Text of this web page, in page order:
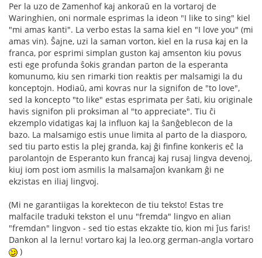
Per la uzo de Zamenhof kaj ankoraŭ en la vortaroj de
Waringhien, oni normale esprimas la ideon "I like to sing" kiel
"mi amas kanti". La verbo estas la sama kiel en "I love you" (mi
amas vin). Ŝajne, uzi la saman vorton, kiel en la rusa kaj en la
franca, por esprimi simplan guston kaj amsenton kiu povus
esti ege profunda ŝokis grandan parton de la esperanta
komunumo, kiu sen rimarki tion reaktis per malsamigi la du
konceptojn. Hodiaŭ, ami kovras nur la signifon de "to love",
sed la koncepto "to like" estas esprimata per ŝati, kiu originale
havis signifon pli proksiman al "to appreciate". Tiu ĉi
ekzemplo vidatigas kaj la influon kaj la ŝanĝeblecon de la
bazo. La malsamigo estis unue limita al parto de la diasporo,
sed tiu parto estis la plej granda, kaj ĝi finfine konkeris eĉ la
parolantojn de Esperanto kun francaj kaj rusaj lingva devenoj,
kiuj iom post iom asmilis la malsamaĵon kvankam ĝi ne
ekzistas en iliaj lingvoj.
(Mi ne garantiigas la korektecon de tiu teksto! Estas tre
malfacile traduki tekston el unu "fremda" lingvo en alian
"fremdan" lingvon - sed tio estas ekzakte tio, kion mi ĵus faris!
Dankon al la lernu! vortaro kaj la leo.org german-angla vortaro
)